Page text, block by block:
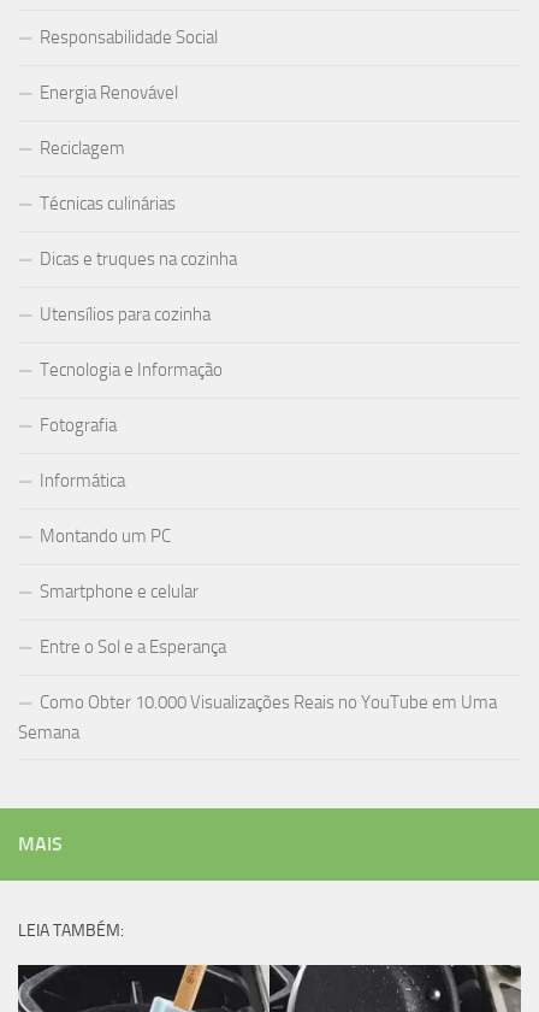
Responsabilidade Social
Energia Renovável
Reciclagem
Técnicas culinárias
Dicas e truques na cozinha
Utensílios para cozinha
Tecnologia e Informação
Fotografia
Informática
Montando um PC
Smartphone e celular
Entre o Sol e a Esperança
Como Obter 10.000 Visualizações Reais no YouTube em Uma
Semana
MAIS
LEIA TAMBÉM: